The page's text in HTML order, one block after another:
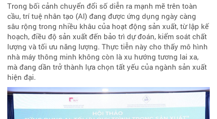
Trong bối cảnh chuyển đổi số diễn ra mạnh mẽ trên toàn
cầu, trí tuệ nhân tạo (AI) đang được ứng dụng ngày càng
sâu rộng trong nhiều khâu của hoạt động sản xuất, từ lập kế
hoạch, điều độ sản xuất đến bảo trì dự đoán, kiểm soát chất
lượng và tối ưu năng lượng. Thực tiễn này cho thấy mô hình
nhà máy thông minh không còn là xu hướng tương lai xa,
mà đang dần trở thành lựa chọn tất yếu của ngành sản xuất
hiện đại.